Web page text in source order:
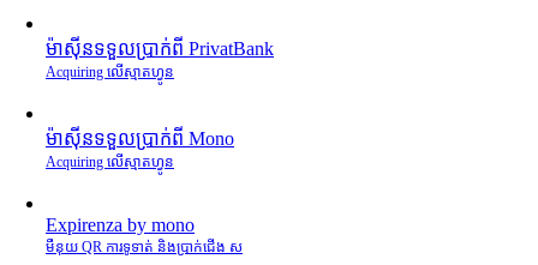
ម៉ាស៊ីនទទួលប្រាក់ពី PrivatBank
Acquiring លើស្មាតហ្វូន
ម៉ាស៊ីនទទួលប្រាក់ពី Mono
Acquiring លើស្មាតហ្វូន
Expirenza by mono
មឺនុយ QR ការទូទាត់ និងប្រាក់ជើង ស